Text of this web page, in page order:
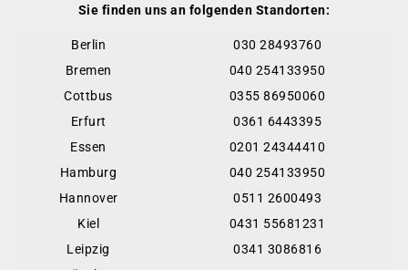
Sie finden uns an folgenden Standorten:
Berlin
030 28493760
Bremen
040 254133950
Cottbus
0355 86950060
Erfurt
0361 6443395
Essen
0201 24344410
Hamburg
040 254133950
Hannover
0511 2600493
Kiel
0431 55681231
Leipzig
0341 3086816